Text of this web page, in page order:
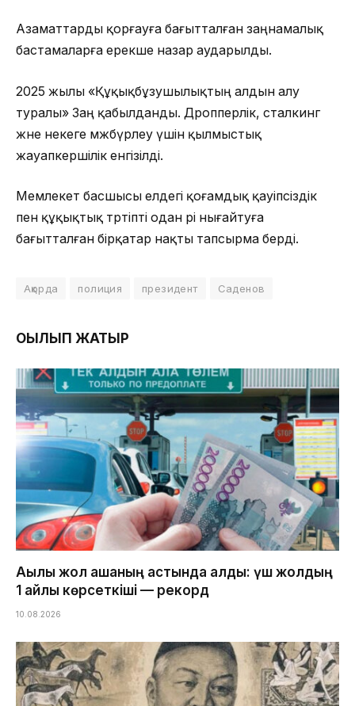
Азаматтарды қорғауға бағытталған заңнамалық
бастамаларға ерекше назар аударылды.
2025 жылы «Құқықбұзушылықтың алдын алу
туралы» Заң қабылданды. Дропперлік, сталкинг
және некеге мәжбүрлеу үшін қылмыстық
жауапкершілік енгізілді.
Мемлекет басшысы елдегі қоғамдық қауіпсіздік
пен құқықтық тәртіпті одан әрі нығайтуға
бағытталған бірқатар нақты тапсырма берді.
Ақорда полиция президент Саденов
ОҚЫЛЫП ЖАТЫР
Ақылы жол ақшаның астында қалды: үш жолдың
1 айлық көрсеткіші — рекорд
10.08.2026